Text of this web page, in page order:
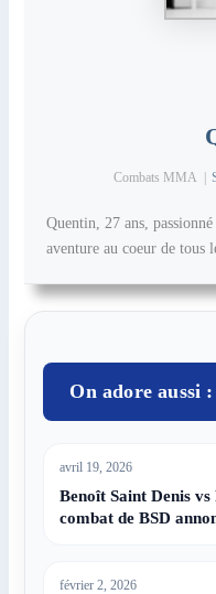
Combats MMA |
Quentin, 27 ans,
aventure au coeur de tous
On adore aussi :
avril 19, 2026
Benoît Saint Denis
combat de BSD
février 2, 2026